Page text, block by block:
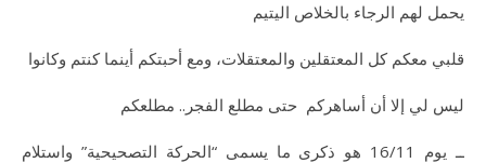
يحمل لهم الرجاء بالخلاص اليتيم
قلبي معكم كل المعتقلين والمعتقلات، ومع أحبتكم أينما كنتم وكانوا
ليس لي إلا أن أساهركم حتى مطلع الفجر.. مطلعكم
ــ يوم 16/11 هو ذكرى ما يسمى “الحركة التصحيحية” واستلام